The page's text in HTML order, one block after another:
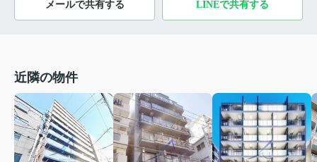
メールで共有する LINEで共有する
近隣の物件